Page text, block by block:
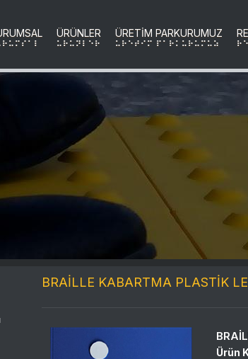
ÜRÜNLER
uRuNLER
ÜRETİM PARKURUMUZ
uRETIM PARKURUMUZ
BRAİLLE KABARTMA PLASTİK
Ürün